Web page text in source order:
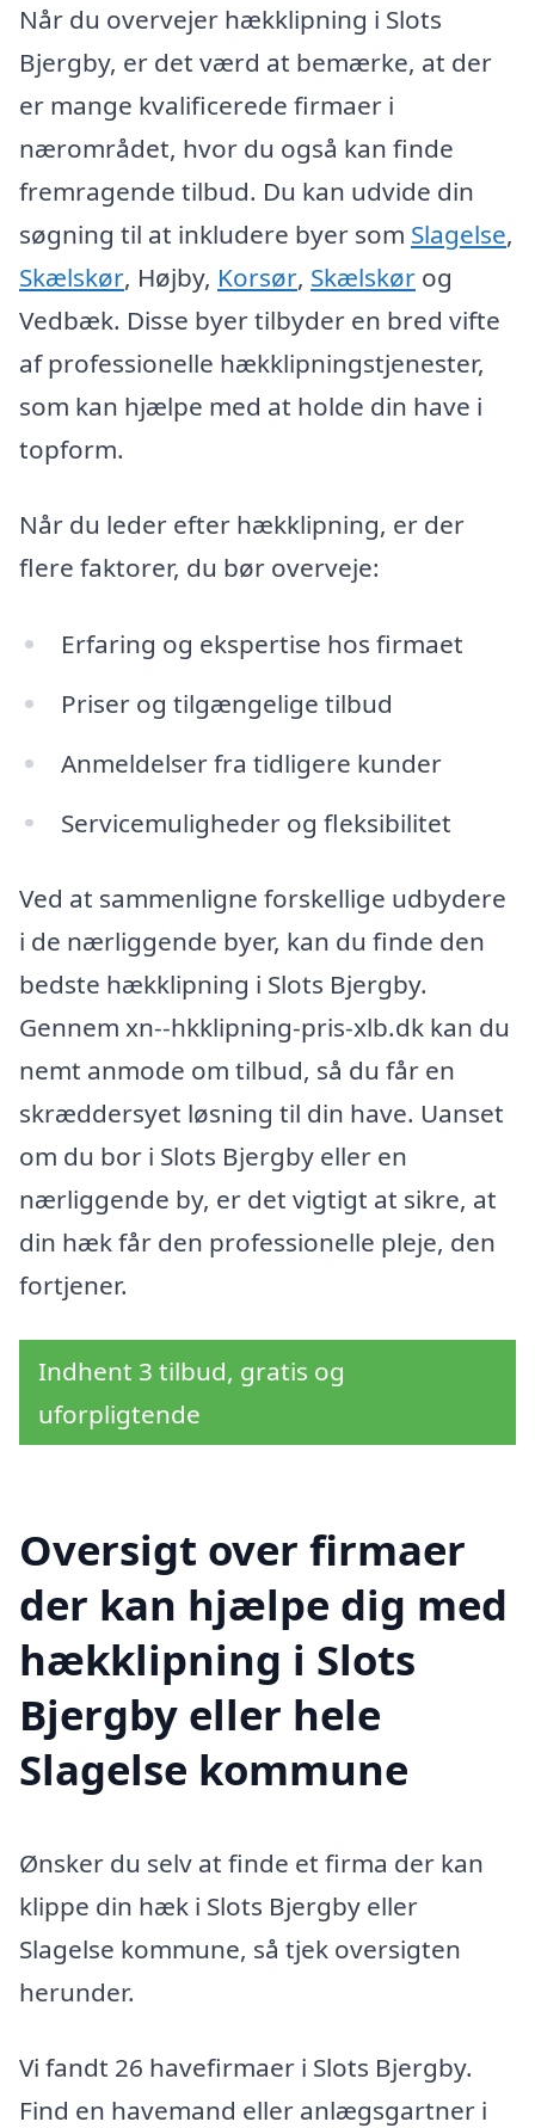
Når du overvejer hækklipning i Slots
Bjergby, er det værd at bemærke, at der
er mange kvalificerede firmaer i
nærområdet, hvor du også kan finde
fremragende tilbud. Du kan udvide din
søgning til at inkludere byer som Slagelse,
Skælskør, Højby, Korsør, Skælskør og
Vedbæk. Disse byer tilbyder en bred vifte
af professionelle hækklipningstjenester,
som kan hjælpe med at holde din have i
topform.
Når du leder efter hækklipning, er der
flere faktorer, du bør overveje:
Erfaring og ekspertise hos firmaet
Priser og tilgængelige tilbud
Anmeldelser fra tidligere kunder
Servicemuligheder og fleksibilitet
Ved at sammenligne forskellige udbydere
i de nærliggende byer, kan du finde den
bedste hækklipning i Slots Bjergby.
Gennem xn--hkklipning-pris-xlb.dk kan du
nemt anmode om tilbud, så du får en
skræddersyet løsning til din have. Uanset
om du bor i Slots Bjergby eller en
nærliggende by, er det vigtigt at sikre, at
din hæk får den professionelle pleje, den
fortjener.
Indhent 3 tilbud, gratis og
uforpligtende
Oversigt over firmaer
der kan hjælpe dig med
hækklipning i Slots
Bjergby eller hele
Slagelse kommune
Ønsker du selv at finde et firma der kan
klippe din hæk i Slots Bjergby eller
Slagelse kommune, så tjek oversigten
herunder.
Vi fandt 26 havefirmaer i Slots Bjergby.
Find en havemand eller anlægsgartner i